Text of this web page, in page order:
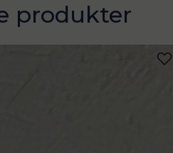
produkter